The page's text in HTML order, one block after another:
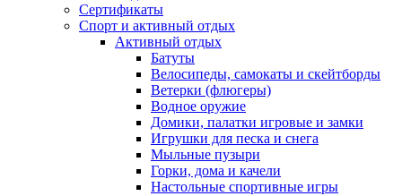
Сертификаты
Спорт и активный отдых
Активный отдых
Батуты
Велосипеды, самокаты и скейтборды
Ветерки (флюгеры)
Водное оружие
Домики, палатки игровые и замки
Игрушки для песка и снега
Мыльные пузыри
Горки, дома и качели
Настольные спортивные игры